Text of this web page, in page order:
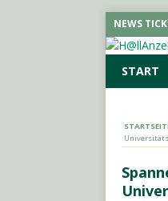
NEWS
START